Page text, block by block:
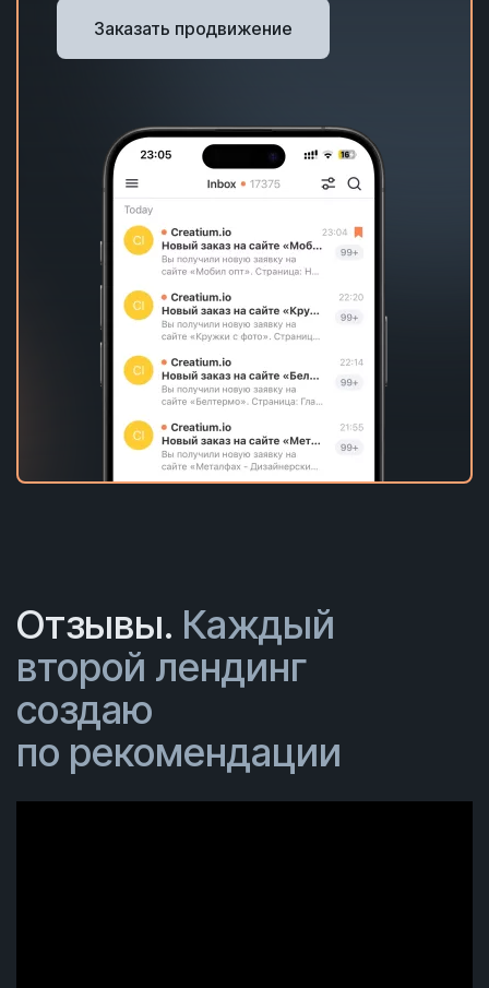
Заказать продвижение
Отзывы. Каждый
второй лендинг
создаю
по рекомендации